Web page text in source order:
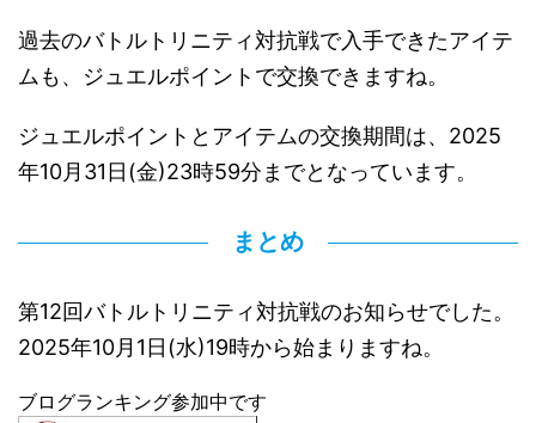
過去のバトルトリニティ対抗戦で入手できたアイテ
ムも、ジュエルポイントで交換できますね。
ジュエルポイントとアイテムの交換期間は、2025
年10月31日(金)23時59分までとなっています。
まとめ
第12回バトルトリニティ対抗戦のお知らせでした。
2025年10月1日(水)19時から始まりますね。
ブログランキング参加中です